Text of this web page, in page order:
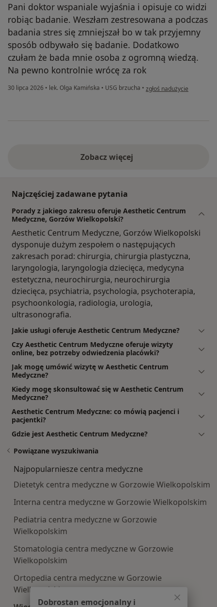
Pani doktor wspaniale wyjaśnia i opisuje co widzi
robiąc badanie. Weszłam zestresowana a podczas
badania stres się zmniejszał bo w tak przyjemny
sposób odbywało się badanie. Dodatkowo
czułam że bada mnie osoba z ogromną wiedzą.
Na pewno kontrolnie wrócę za rok
30 lipca 2026 • lek. Olga Kamińska • USG brzucha • w opinii użytkownika Aneta
zgłoś nadużycie
Zobacz więcej
Najczęściej zadawane pytania
Porady z jakiego zakresu oferuje Aesthetic Centrum
Medyczne, Gorzów Wielkopolski?
Aesthetic Centrum Medyczne, Gorzów Wielkopolski
dysponuje dużym zespołem o następujących
zakresach porad: chirurgia, chirurgia plastyczna,
laryngologia, laryngologia dziecięca, medycyna
estetyczna, neurochirurgia, neurochirurgia
dziecięca, psychiatria, psychologia, psychoterapia,
psychoonkologia, radiologia, urologia,
ultrasonografia.
Jakie usługi oferuje Aesthetic Centrum Medyczne?
Czy Aesthetic Centrum Medyczne oferuje wizyty
online, bez potrzeby odwiedzenia placówki?
Jak mogę umówić wizytę w Aesthetic Centrum
Medyczne?
Kiedy mogę skonsultować się w Aesthetic Centrum
Medyczne?
Aesthetic Centrum Medyczne: co mówią pacjenci i
pacjentki?
Gdzie jest Aesthetic Centrum Medyczne?
Powiązane wyszukiwania
Najpopularniesze centra medyczne
Dietetyk centra medyczne w Gorzowie Wielkopolskim
Interna centra medyczne w Gorzowie Wielkopolskim
Pediatria centra medyczne w Gorzowie
Wielkopolskim
Stomatologia centra medyczne w Gorzowie
Wielkopolskim
Ortopedia centra medyczne w Gorzowie
Wielkopolskim
Dobrostan emocjonalny i